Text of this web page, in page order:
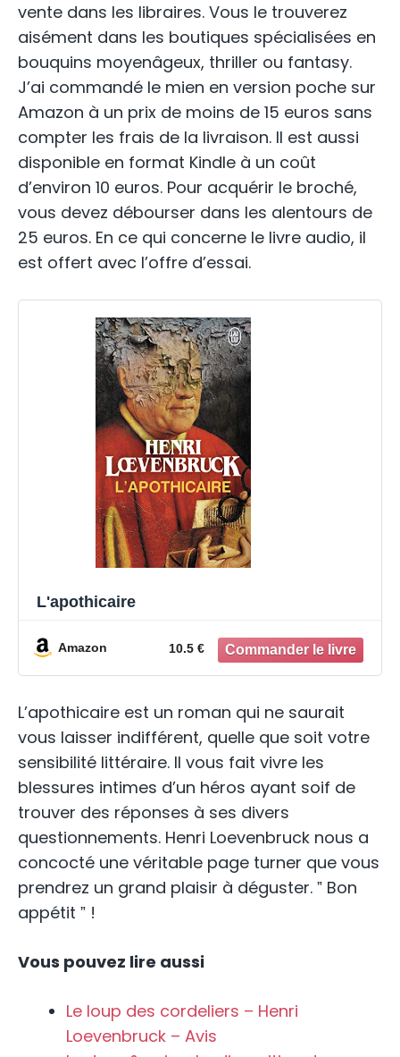
vente dans les libraires. Vous le trouverez
aisément dans les boutiques spécialisées en
bouquins moyenâgeux, thriller ou fantasy.
J’ai commandé le mien en version poche sur
Amazon à un prix de moins de 15 euros sans
compter les frais de la livraison. Il est aussi
disponible en format Kindle à un coût
d’environ 10 euros. Pour acquérir le broché,
vous devez débourser dans les alentours de
25 euros. En ce qui concerne le livre audio, il
est offert avec l’offre d’essai.
L'apothicaire
Amazon 10.5 €
L’apothicaire est un roman qui ne saurait
vous laisser indifférent, quelle que soit votre
sensibilité littéraire. Il vous fait vivre les
blessures intimes d’un héros ayant soif de
trouver des réponses à ses divers
questionnements. Henri Loevenbruck nous a
concocté une véritable page turner que vous
prendrez un grand plaisir à déguster. ˮ Bon
appétit ˮ !
Vous pouvez lire aussi
Le loup des cordeliers – Henri
Loevenbruck – Avis